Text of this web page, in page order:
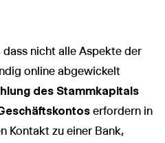
nicht alle Aspekte der
online abgewickelt
des Stammkapitals
erfordern in
Kontakt zu einer Bank,